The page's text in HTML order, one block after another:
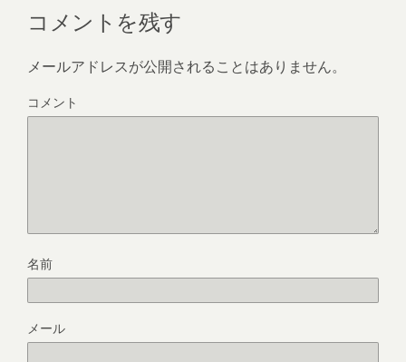
コメントを残す
メールアドレスが公開されることはありません。
コメント
名前
メール